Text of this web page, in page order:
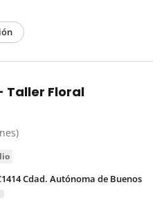
Taller Floral
Cdad. Autónoma de Buenos